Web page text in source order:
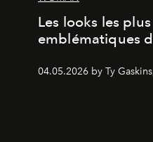
Les looks les plus
emblématiques
04.05.2026 by Ty